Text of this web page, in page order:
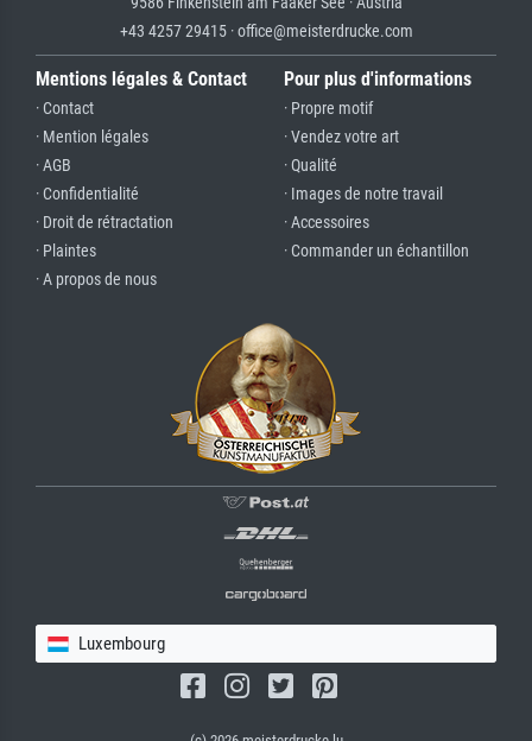
+43 4257 29415 · office@meisterdrucke.com
Mentions légales & Contact
· Contact
· Mention légales
· AGB
· Confidentialité
· Droit de rétractation
· Plaintes
· A propos de nous
Pour plus d'informations
· Propre motif
· Vendez votre art
· Qualité
· Images de notre travail
· Accessoires
· Commander un échantillon
Luxembourg